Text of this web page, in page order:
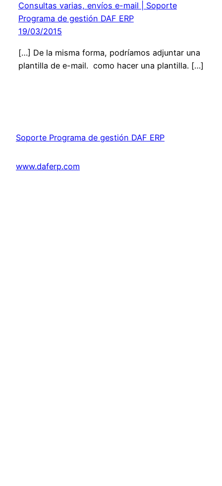
Consultas varias, envíos e-mail | Soporte
Programa de gestión DAF ERP
19/03/2015
[…] De la misma forma, podríamos adjuntar una
plantilla de e-mail. como hacer una plantilla. […]
Soporte Programa de gestión DAF ERP
www.daferp.com